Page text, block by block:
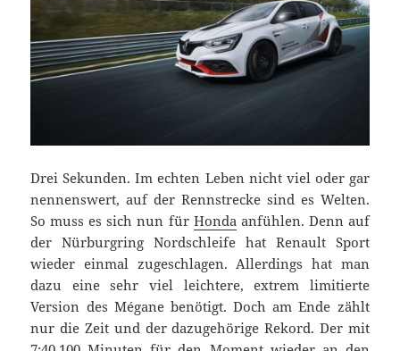
Drei Sekunden. Im echten Leben nicht viel oder gar
nennenswert, auf der Rennstrecke sind es Welten.
So muss es sich nun für Hondaanfühlen. Denn auf
der Nürburgring Nordschleife hat Renault Sport
wieder einmal zugeschlagen. Allerdings hat man
dazu eine sehr viel leichtere, extrem limitierte
Version des Mégane benötigt. Doch am Ende zählt
nur die Zeit und der dazugehörige Rekord. Der mit